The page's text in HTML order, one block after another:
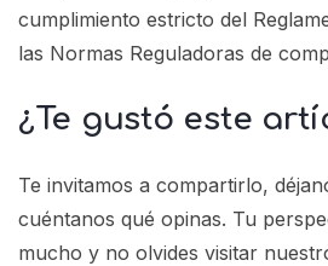
cumplimiento estricto del
las Normas Reguladoras de
¿Te gustó este
Te invitamos a compartirlo,
cuéntanos qué opinas. Tu
mucho y no olvides visitar